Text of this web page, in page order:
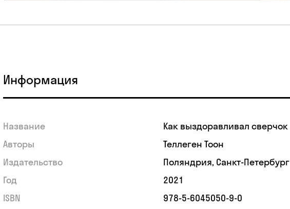
Информация
Название
Как выздоравливал сверчок
Авторы
Теллеген Тоон
Издательство
Поляндрия, Санкт-Петербург
Год
2021
ISBN
978-5-6045050-9-0